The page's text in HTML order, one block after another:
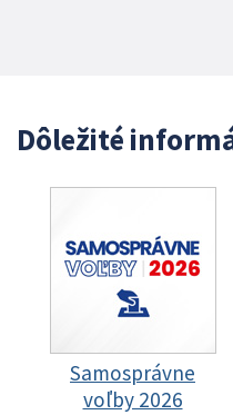
Dôležité
Samosprávne
voľby 2026